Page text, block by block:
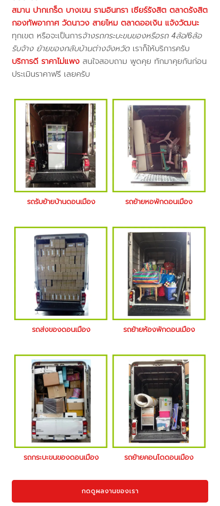
สมาน ปากเกร็ด บางเขน รามอินทรา เซียร์รังสิต ตลาดรังสิต
กองทัพอากาศ วัดนาวง สายไหม ตลาดออเงิน แจ้งวัฒนะ
ทุกเขต หรือจะเป็นการจ้างรถกระบะขนของหรือรถ 4ล้อ/6ล้อ
รับจ้าง ย้ายของกลับบ้านต่างจังหวัด เราก็ให้บริการครับ
บริการดี ราคาไม่แพง สนใจสอบถาม พูดคุย ทักมาคุยกันก่อน
ประเมินราคาฟรี เลยครับ
รถรับย้ายบ้านดอนเมือง รถย้ายหอพักดอนเมือง
รถส่งของดอนเมือง รถย้ายห้องพักดอนเมือง
รถกระบะขนของดอนเมือง รถย้ายคอนโดดอนเมือง
กดดูผลงานของเรา